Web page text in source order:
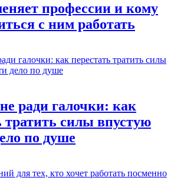
профессии и кому
с ним работать
ради галочки: как
тратить силы впустую
по душе